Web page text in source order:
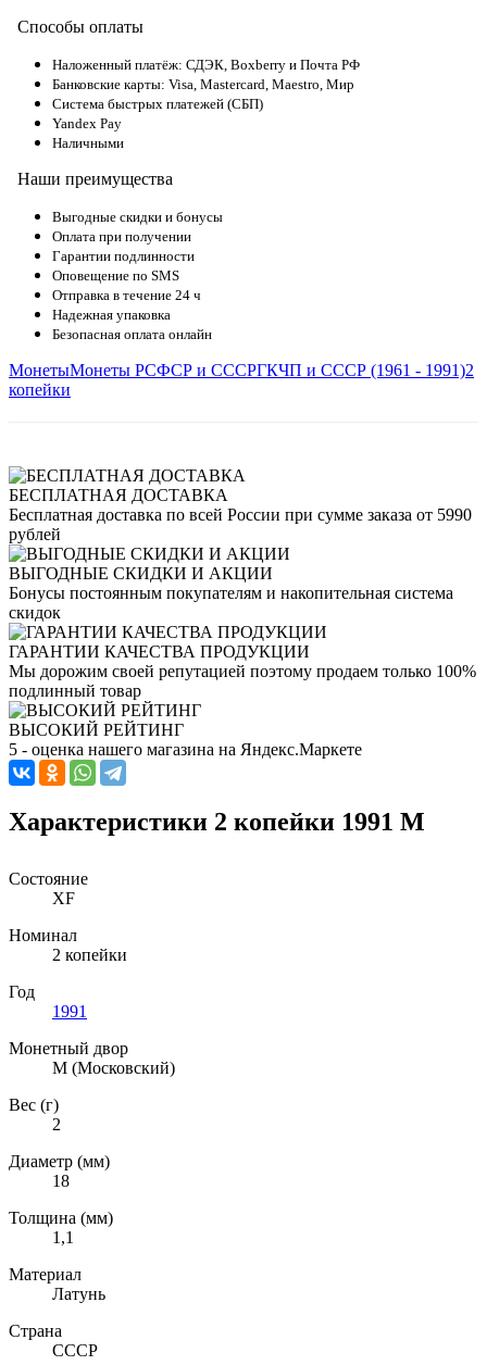
Способы оплаты
Наложенный платёж: СДЭК, Boxberry и Почта РФ
Банковские карты: Visa, Mastercard, Maestro, Мир
Система быстрых платежей (СБП)
Yandex Pay
Наличными
Наши преимущества
Выгодные скидки и бонусы
Оплата при получении
Гарантии подлинности
Оповещение по SMS
Отправка в течение 24 ч
Надежная упаковка
Безопасная оплата онлайн
МонетыМонеты РСФСР и СССРГКЧП и СССР (1961 - 1991)2
копейки
БЕСПЛАТНАЯ ДОСТАВКА
Бесплатная доставка по всей России при сумме заказа от 5990
рублей
ВЫГОДНЫЕ СКИДКИ И АКЦИИ
Бонусы постоянным покупателям и накопительная система
скидок
ГАРАНТИИ КАЧЕСТВА ПРОДУКЦИИ
Мы дорожим своей репутацией поэтому продаем только 100%
подлинный товар
ВЫСОКИЙ РЕЙТИНГ
5 - оценка нашего магазина на Яндекс.Маркете
Характеристики 2 копейки 1991 М
Состояние
XF
Номинал
2 копейки
Год
1991
Монетный двор
М (Московский)
Вес (г)
2
Диаметр (мм)
18
Толщина (мм)
1,1
Материал
Латунь
Страна
СССР